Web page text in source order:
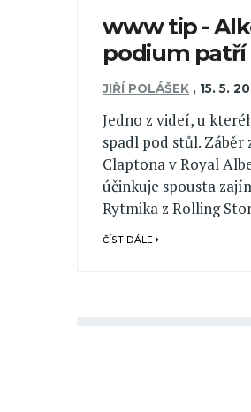
www tip -
podium patří
JIŘÍ POLÁŠEK , 15. 5.
Jedno z videí, u
spadl pod stůl. Záběr
Claptona v Royal
účinkuje spousta
Rytmika z Rolling
ČÍST DÁLE